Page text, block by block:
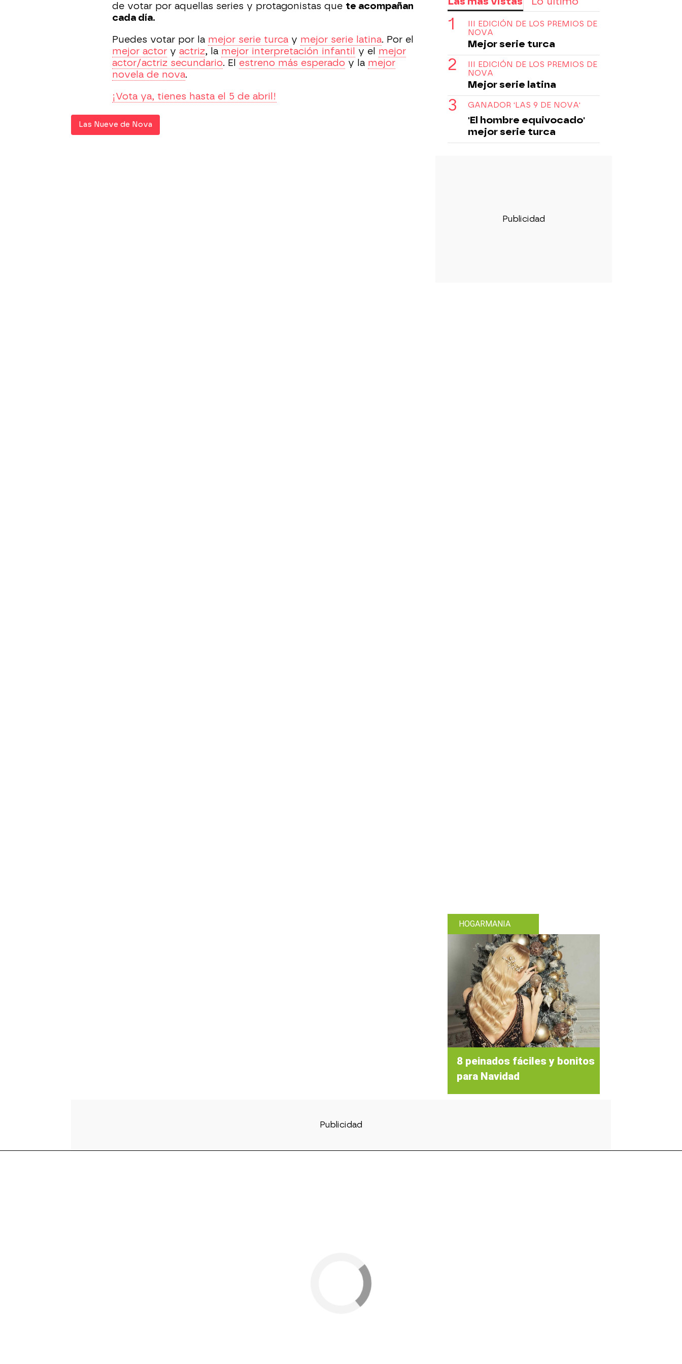
de votar por aquellas series y protagonistas que te acompañan
cada día.
Puedes votar por la mejor serie turca y mejor serie latina. Por el
mejor actor y actriz, la mejor interpretación infantil y el mejor
actor/actriz secundario. El estreno más esperado y la mejor
novela de nova.
¡Vota ya, tienes hasta el 5 de abril!
Las Nueve de Nova
III EDICIÓN DE LOS PREMIOS DE
NOVA
Mejor serie turca
III EDICIÓN DE LOS PREMIOS DE
NOVA
Mejor serie latina
GANADOR 'LAS 9 DE NOVA'
'El hombre equivocado'
mejor serie turca
HOGARMANIA
8 peinados fáciles y bonitos
para Navidad